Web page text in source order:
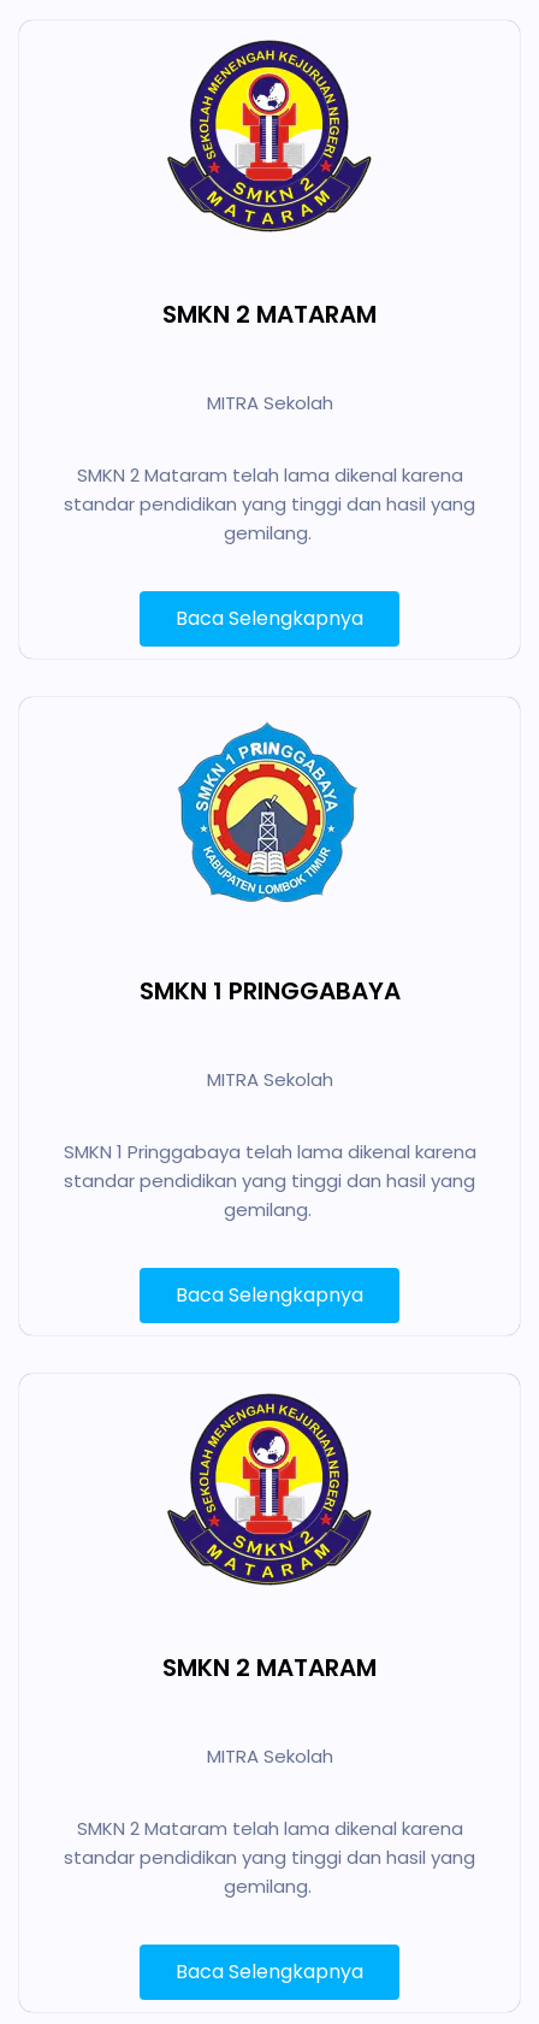
SMKN 2 MATARAM
MITRA Sekolah
SMKN 2 Mataram telah lama dikenal karena
standar pendidikan yang tinggi dan hasil yang
gemilang.
Baca Selengkapnya
SMKN 1 PRINGGABAYA
MITRA Sekolah
SMKN 1 Pringgabaya telah lama dikenal karena
standar pendidikan yang tinggi dan hasil yang
gemilang.
Baca Selengkapnya
SMKN 2 MATARAM
MITRA Sekolah
SMKN 2 Mataram telah lama dikenal karena
standar pendidikan yang tinggi dan hasil yang
gemilang.
Baca Selengkapnya